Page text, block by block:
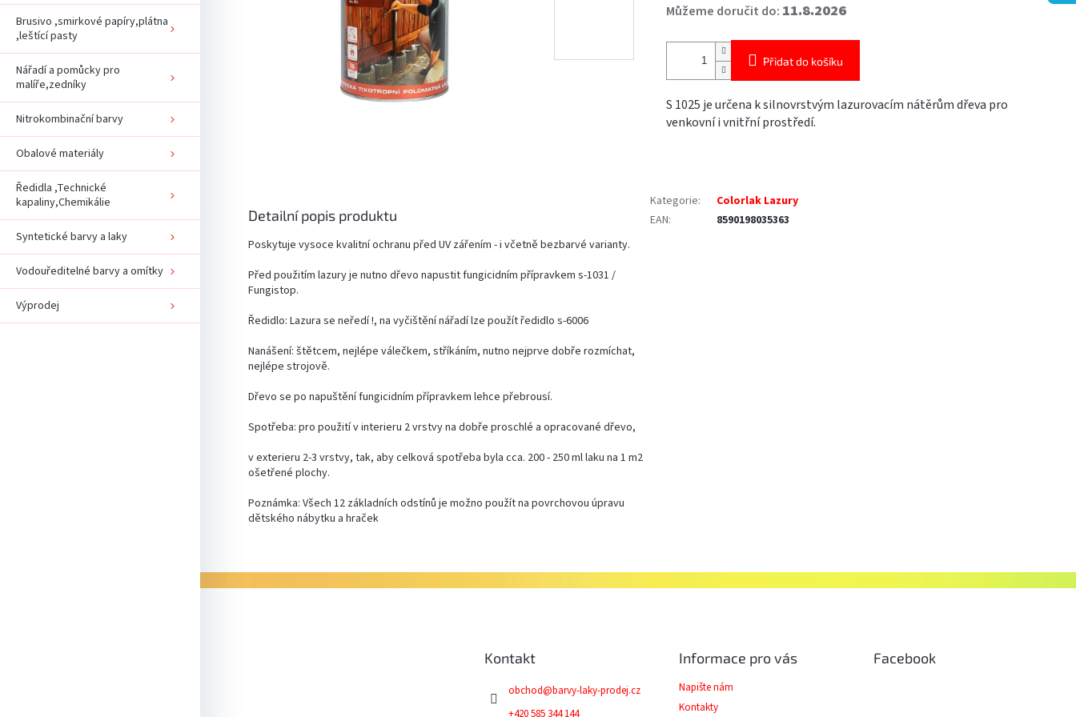
Brusivo ,smirkové papíry,plátna
,leštící pasty
Nářadí a pomůcky pro
malíře,zedníky
Nitrokombinační barvy
Obalové materiály
Ředidla ,Technické
kapaliny,Chemikálie
Syntetické barvy a laky
Vodouředitelné barvy a omítky
Výprodej
Můžeme doručit do: 11.8.2026
Přidat do košíku
S 1025 je určena k silnovrstvým lazurovacím nátěrům dřeva pro
venkovní i vnitřní prostředí.
Detailní popis produktu
Poskytuje vysoce kvalitní ochranu před UV zářením - i včetně bezbarvé varianty.
Před použitím lazury je nutno dřevo napustit fungicidním přípravkem s-1031 /
Fungistop.
Ředidlo: Lazura se neředí !, na vyčištění nářadí lze použít ředidlo s-6006
Nanášení: štětcem, nejlépe válečkem, stříkáním, nutno nejprve dobře rozmíchat,
nejlépe strojově.
Dřevo se po napuštění fungicidním přípravkem lehce přebrousí.
Spotřeba: pro použití v interieru 2 vrstvy na dobře proschlé a opracované dřevo,
v exterieru 2-3 vrstvy, tak, aby celková spotřeba byla cca. 200 - 250 ml laku na 1 m2
ošetřené plochy.
Poznámka: Všech 12 základních odstínů je možno použít na povrchovou úpravu
dětského nábytku a hraček
Kategorie:
Colorlak Lazury
EAN: 8590198035363
Kontakt
obchod@barvy-laky-prodej.cz
+420 585 344 144
Informace pro vás
Napište nám
Kontakty
Facebook